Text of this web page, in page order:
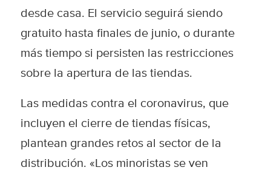
desde casa. El servicio seguirá siendo
gratuito hasta finales de junio, o durante
más tiempo si persisten las restricciones
sobre la apertura de las tiendas.
Las medidas contra el coronavirus, que
incluyen el cierre de tiendas físicas,
plantean grandes retos al sector de la
distribución. «Los minoristas se ven